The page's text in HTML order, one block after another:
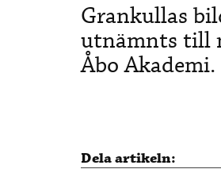
Grankullas
utnämnts till
Åbo Akademi.
Dela artikeln: